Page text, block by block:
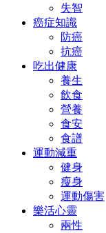
失智
癌症知識
防癌
抗癌
吃出健康
養生
飲食
營養
食安
食譜
運動減重
健身
瘦身
運動傷害
樂活心靈
兩性